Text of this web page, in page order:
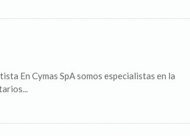
En Cymas SpA somos especialistas en la